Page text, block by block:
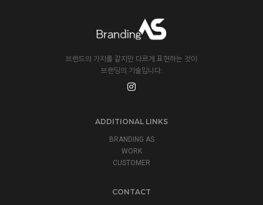
브랜드의 가치를 같지만 다르게 표현하는 것이
브랜딩의 기술입니다.
ADDITIONAL LINKS
BRANDING AS
WORK
CUSTOMER
CONTACT